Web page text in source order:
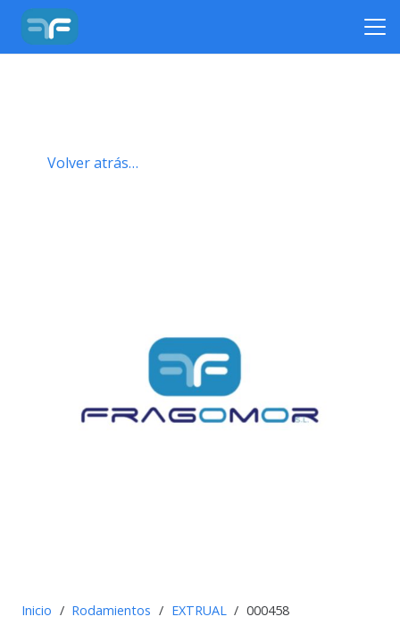
Volver atrás…
Inicio / Rodamientos / EXTRUAL / 000458